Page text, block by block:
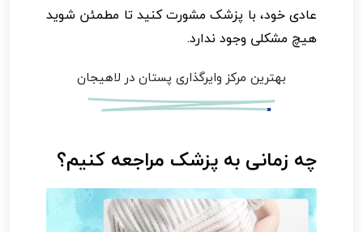
عادی خود، با پزشک مشورت کنید تا مطمئن شوید
هیچ مشکلی وجود ندارد.
بهترین مرکز وایرگذاری پستان در لاهیجان
چه زمانی به پزشک مراجعه کنیم؟